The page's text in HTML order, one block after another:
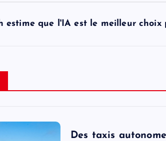
estime que l'IA est le meilleur
Des taxis